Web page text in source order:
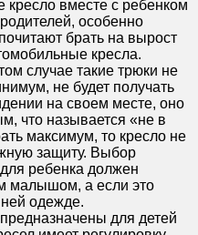
кресло вместе с ребенком
особенно
брать на вырост
кресла.
случае такие трюки не
не будет получать
на своем месте, оно
что называется «не в
максимум, то кресло не
защиту. Выбор
ребенка должен
малышом, а если это
одежде.
для детей